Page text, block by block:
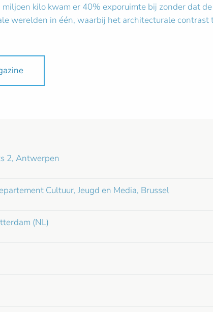
kilo kwam er 40% exporuimte bij zonder dat
werelden in één, waarbij het architecturale
2, Antwerpen
Cultuur, Jeugd en Media, Brussel
(NL)